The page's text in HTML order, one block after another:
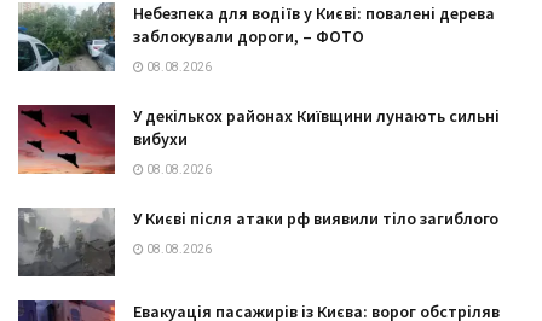
Небезпека для водіїв у Києві: повалені дерева
заблокували дороги, – ФОТО
08.08.2026
У декількох районах Київщини лунають сильні
вибухи
08.08.2026
У Києві після атаки рф виявили тіло загиблого
08.08.2026
Евакуація пасажирів із Києва: ворог обстріляв